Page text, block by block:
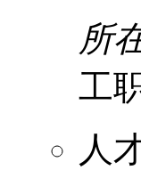
所
工
人